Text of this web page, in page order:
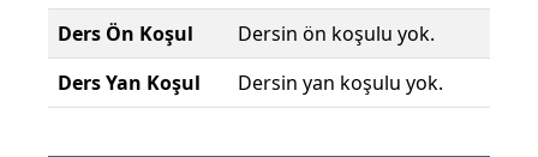
Ders Ön Koşul
Dersin ön koşulu yok.
Ders Yan Koşul
Dersin yan koşulu yok.